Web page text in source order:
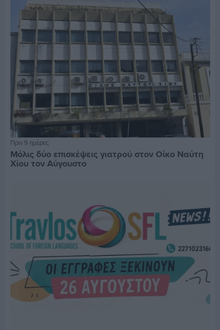
Πριν 9 ημέρες
Μόλις δύο επισκέψεις γιατρού στον Οίκο Ναύτη
Χίου τον Αύγουστο